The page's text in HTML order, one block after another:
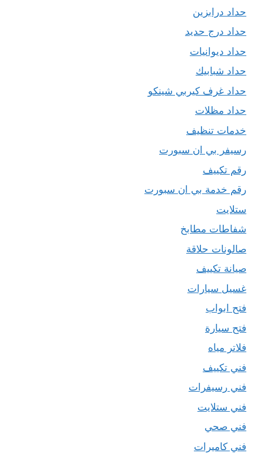
حداد درابزين
حداد درج حديد
حداد ديوانيات
حداد شبابيك
حداد غرف كيربي شينكو
حداد مظلات
خدمات تنظيف
رسيفر بي ان سبورت
رقم تكييف
رقم خدمة بي ان سبورت
ستلايت
شفاطات مطابخ
صالونات حلاقة
صيانة تكييف
غسيل سيارات
فتح ابواب
فتح سيارة
فلاتر مياه
فني تكييف
فني رسيفرات
فني ستلايت
فني صحي
فني كاميرات